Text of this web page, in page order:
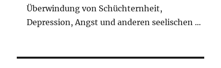
Überwindung von Schüchternheit,
Depression, Angst und anderen seelischen ...